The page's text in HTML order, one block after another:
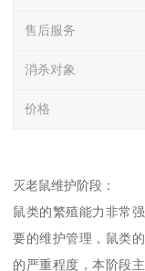
售后服务
消杀对象
价格
灭老鼠维护阶段：
鼠类的繁殖能力非常
要的维护管理，鼠类
的严重程度，本阶段